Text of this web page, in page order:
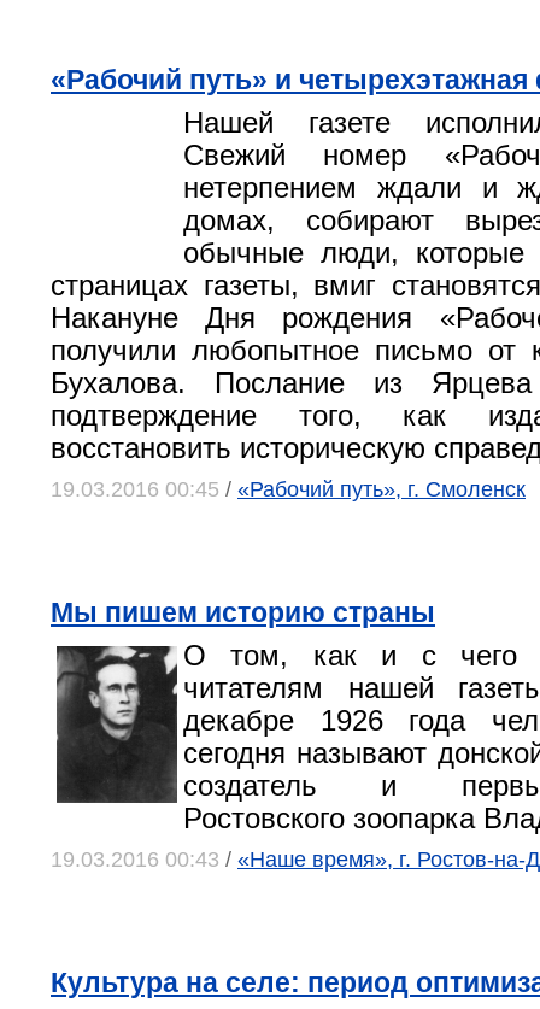
«Рабочий путь» и
Нашей газете
Свежий номер
нетерпением ждали и
домах, собирают
обычные люди, которые
страницах газеты, вмиг
Накануне Дня рождения
получили любопытное письмо от
Бухалова. Послание из
подтверждение того, как
восстановить историческую
19.03.2016 00:45 / «Рабочий путь», г. Смоленск
Мы пишем историю страны
О том, как и с чего
читателям нашей
декабре 1926 года
сегодня называют
создатель и
Ростовского зоопарка
19.03.2016 00:43 / «Наше время», г. Ростов-на-
Культура на селе: период